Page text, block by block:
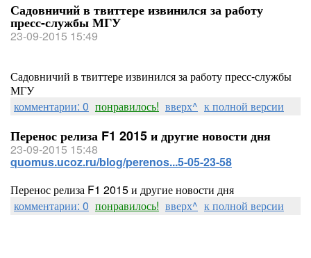
Садовничий в твиттере извинился за работу
пресс-службы МГУ
23-09-2015 15:49
Садовничий в твиттере извинился за работу пресс-службы
МГУ
комментарии: 0 понравилось! вверх^ к полной версии
Перенос релиза F1 2015 и другие новости дня
23-09-2015 15:48
quomus.ucoz.ru/blog/perenos...5-05-23-58
Перенос релиза F1 2015 и другие новости дня
комментарии: 0 понравилось! вверх^ к полной версии